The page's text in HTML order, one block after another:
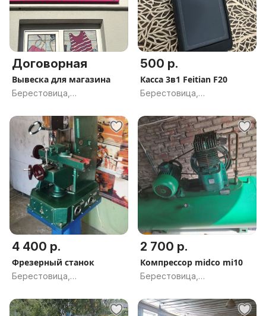
Договорная
Вывеска для магазина
Берестовица,
500 р.
Касса 3в1 Feitian F20
Берестовица,
4 400 р.
Фрезерный станок
Берестовица,
2 700 р.
Компрессор midco mi10
Берестовица,